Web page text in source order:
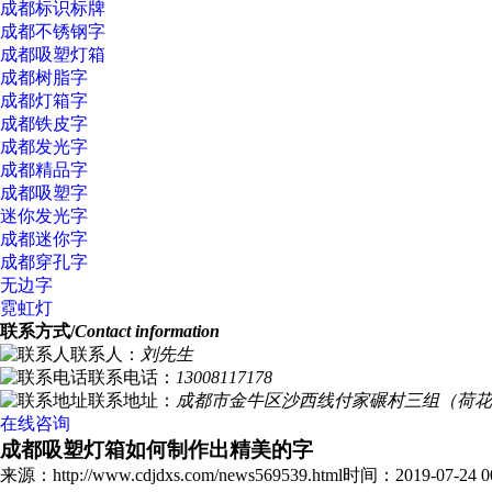
成都标识标牌
成都不锈钢字
成都吸塑灯箱
成都树脂字
成都灯箱字
成都铁皮字
成都发光字
成都精品字
成都吸塑字
迷你发光字
成都迷你字
成都穿孔字
无边字
霓虹灯
联系方式/Contact information
联系人： 刘先生
联系电话： 13008117178
联系地址： 成都市金牛区沙西线付家碾村三组（荷花
在线咨询
成都吸塑灯箱如何制作出精美的字
来源：http://www.cdjdxs.com/news569539.html时间：2019-07-24